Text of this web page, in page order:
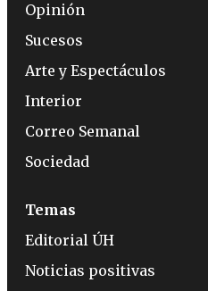
Opinión
Sucesos
Arte y Espectáculos
Interior
Correo Semanal
Sociedad
Temas
Editorial ÚH
Noticias positivas